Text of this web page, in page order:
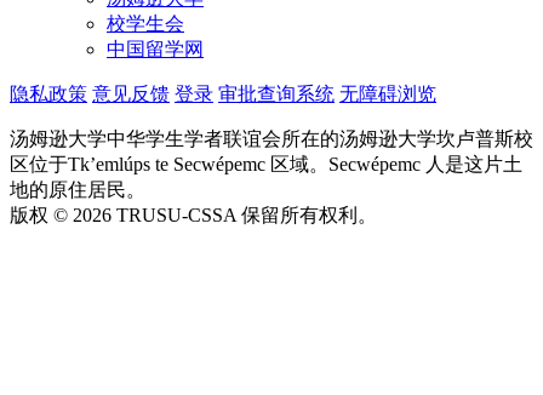
校学生会
中国留学网
隐私政策 意见反馈 登录 审批查询系统 无障碍浏览
汤姆逊大学中华学生学者联谊会所在的汤姆逊大学坎卢普斯校
区位于Tk’emlúps te Secwépemc 区域。Secwépemc 人是这片土
地的原住居民。
版权 © 2026 TRUSU-CSSA 保留所有权利。